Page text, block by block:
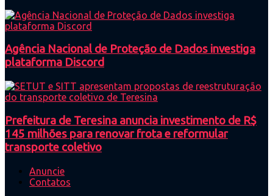
Agência Nacional de Proteção de Dados investiga
plataforma Discord
Prefeitura de Teresina anuncia investimento de R$
145 milhões para renovar frota e reformular
transporte coletivo
Anuncie
Contatos